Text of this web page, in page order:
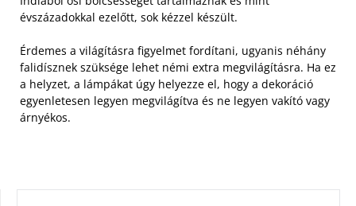
évszázadokkal ezelőtt, sok kézzel készült.
Érdemes a világításra figyelmet fordítani, ugyanis néhány
falidísznek szüksége lehet némi extra megvilágításra. Ha ez
a helyzet, a lámpákat úgy helyezze el, hogy a dekoráció
egyenletesen legyen megvilágítva és ne legyen vakító vagy
árnyékos.